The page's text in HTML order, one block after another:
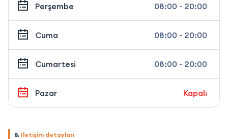
Perşembe 08:00 - 20:00
Cuma 08:00 - 20:00
Cumartesi 08:00 - 20:00
Pazar Kapalı
& İletişim detayları